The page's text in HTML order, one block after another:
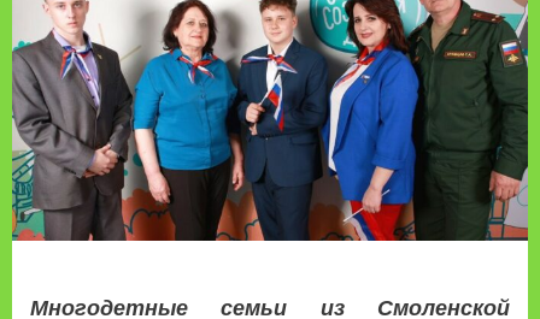
Многодетные семьи из Смоленской